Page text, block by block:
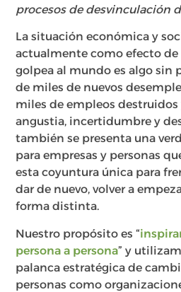
procesos de desvinculación
La situación económica y
actualmente como efecto
golpea al mundo es algo sin
de miles de nuevos
miles de empleos
angustia, incertidumbre y
también se presenta una
para empresas y personas
esta coyuntura única para
dar de nuevo, volver a
forma distinta.
Nuestro propósito es “
persona a persona” y
palanca estratégica de
personas como